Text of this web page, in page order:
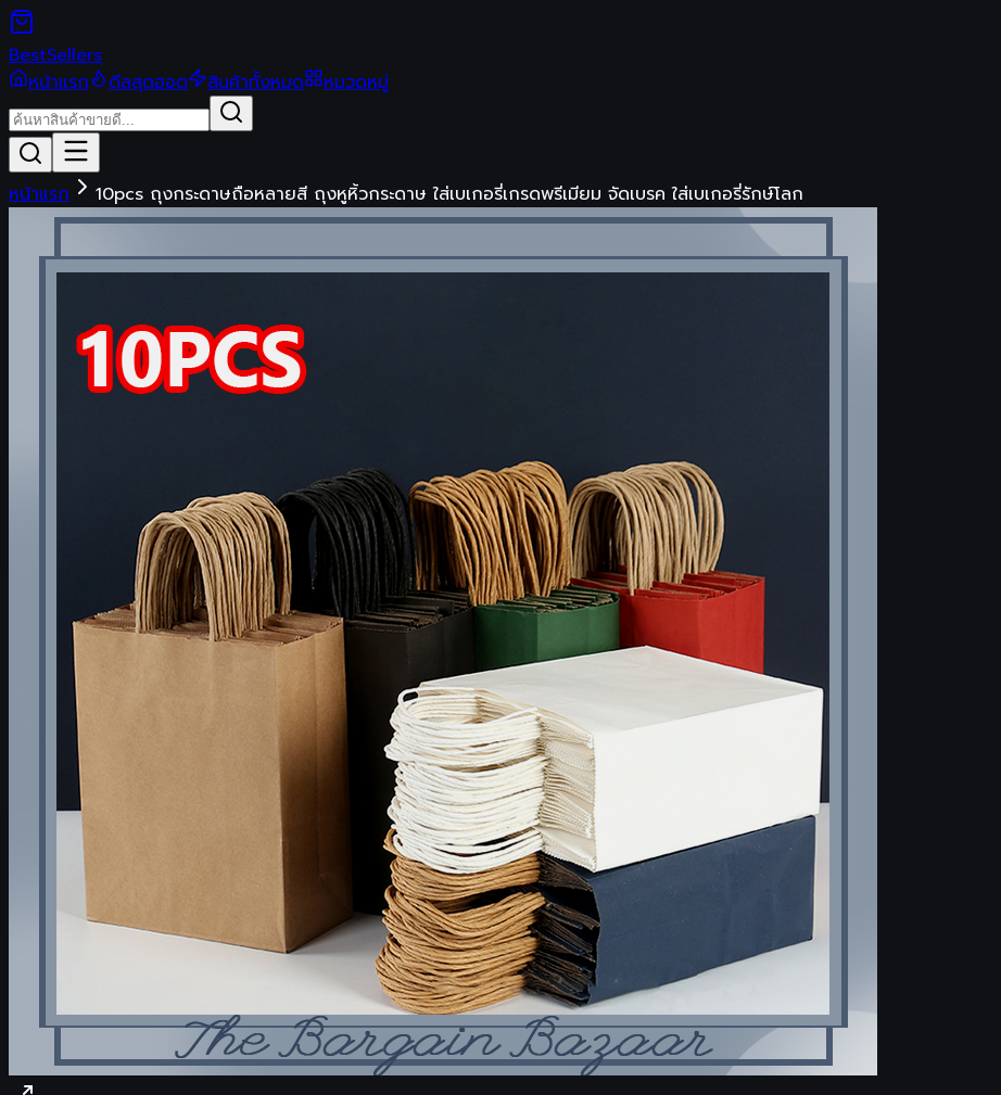
BestSellers
หน้าแรก
ดีลสุดฮอต สินค้าทั้งหมด หมวดหมู่
หน้าแรก 10pcs ถุงกระดาษถือหลายสี ถุงหูหิ้วกระดาษ ใส่เบเกอรี่เกรดพรีเมียม จัดเบรค ใส่เบเกอรี่รักษ์โลก